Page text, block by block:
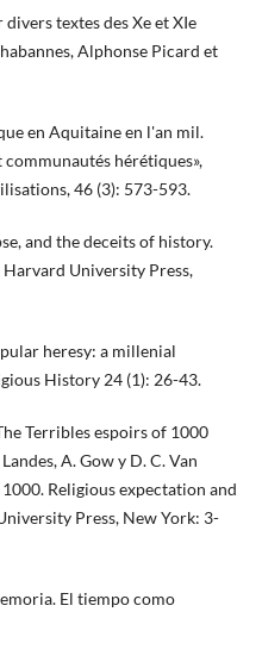
textes des Xe et XIe
Alphonse Picard et
en Aquitaine en l'an mil.
hérétiques»,
46 (3): 573-593.
and the deceits of history.
University Press,
heresy: a millenial
History 24 (1): 26-43.
Terribles espoirs of 1000
A. Gow y D. C. Van
Religious expectation and
Press, New York: 3-
El tiempo como